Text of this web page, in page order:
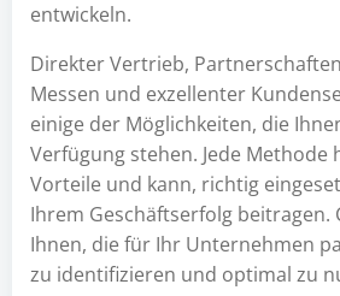
entwickeln.
Direkter Vertrieb,
Messen und exzellenter
einige der Möglichkeiten, die
Verfügung stehen. Jede Methode
Vorteile und kann, richtig
Ihrem Geschäftserfolg beitragen.
Ihnen, die für Ihr Unternehmen
zu identifizieren und optimal zu